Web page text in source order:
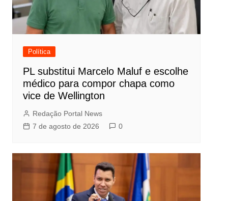
Política
PL substitui Marcelo Maluf e escolhe
médico para compor chapa como
vice de Wellington
Redação Portal News
7 de agosto de 2026
0